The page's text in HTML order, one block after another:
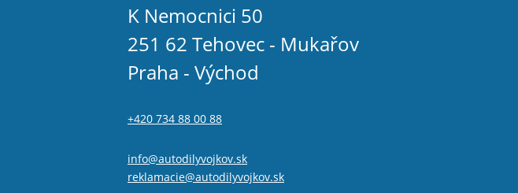
K Nemocnici 50
251 62 Tehovec - Mukařov
Praha - Východ
+420 734 88 00 88
info@autodilyvojkov.sk
reklamacie@autodilyvojkov.sk